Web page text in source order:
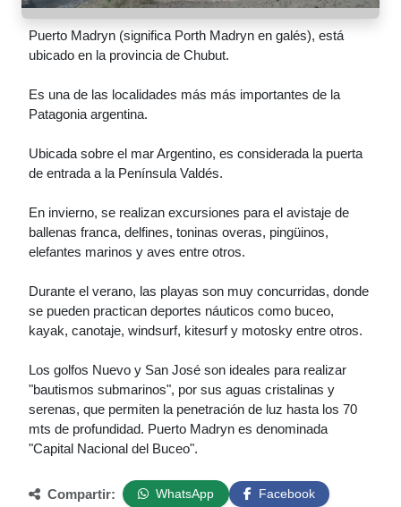
Puerto Madryn (significa Porth Madryn en galés), está
ubicado en la provincia de Chubut.
Es una de las localidades más más importantes de la
Patagonia argentina.
Ubicada sobre el mar Argentino, es considerada la puerta
de entrada a la Península Valdés.
En invierno, se realizan excursiones para el avistaje de
ballenas franca, delfines, toninas overas, pingüinos,
elefantes marinos y aves entre otros.
Durante el verano, las playas son muy concurridas, donde
se pueden practican deportes náuticos como buceo,
kayak, canotaje, windsurf, kitesurf y motosky entre otros.
Los golfos Nuevo y San José son ideales para realizar
"bautismos submarinos", por sus aguas cristalinas y
serenas, que permiten la penetración de luz hasta los 70
mts de profundidad. Puerto Madryn es denominada
"Capital Nacional del Buceo".
Compartir: WhatsApp
Facebook